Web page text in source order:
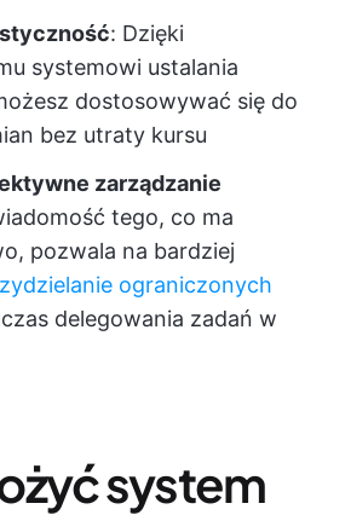
: Dzięki
systemowi ustalania
dostosowywać się do
bez utraty kursu
zarządzanie
tego, co ma
pozwala na bardziej
ograniczonych
delegowania zadań w
system